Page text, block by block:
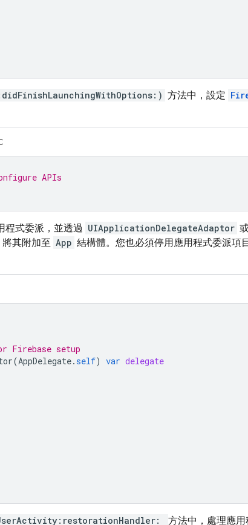
方法中，設定
APIs
程式委派，並透過 UIApplicationDelegateAdaptor
將其附加至 App 結構體。您也必須停用應用程式委派項
Firebase setup
(AppDelegate.self) var delegate
方法中，處理應